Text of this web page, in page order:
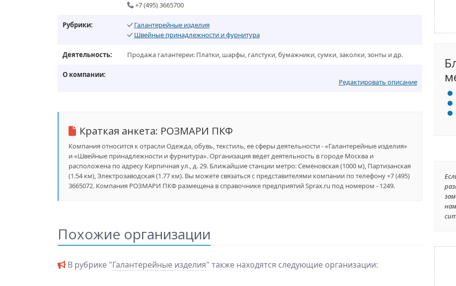
+7 (495) 3665700
Рубрики:
Галантерейные изделия
Швейные принадлежности и фурнитура
Деятельность: Продажа галантереи: Платки, шарфы, галстуки, бумажники, сумки, заколки, зонты и др.
О компании:
Редактировать описание
Краткая анкета: РОЗМАРИ ПКФ
Компания относится к отрасли Одежда, обувь, текстиль, ее сферы деятельности - «Галантерейные изделия»
и «Швейные принадлежности и фурнитура». Организация ведет деятельность в городе Москва и
расположена по адресу Кирпичная ул., д. 29. Ближайшие станции метро: Семёновская (1000 м), Партизанская
(1.54 км), Электрозаводская (1.77 км). Вы можете связаться с представителями компании по телефону +7 (495)
3665072. Компания РОЗМАРИ ПКФ размещена в справочнике предприятий Sprax.ru под номером - 1249.
Похожие организации
В рубрике "Галантерейные изделия" также находятся следующие организации: